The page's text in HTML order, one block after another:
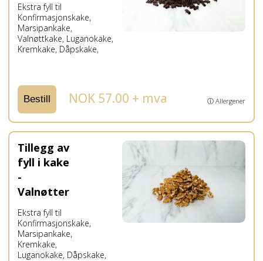
Ekstra fyll til
Konfirmasjonskake,
Marsipankake,
Valnøttkake, Luganokake,
Kremkake, Dåpskake,
Bestill NOK 57.00 + mva ⓘ Allergener
Tillegg av
fyll i kake
-
Valnøtter
Ekstra fyll til
Konfirmasjonskake,
Marsipankake,
Kremkake,
Luganokake, Dåpskake,